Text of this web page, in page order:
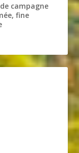
campagne
fine